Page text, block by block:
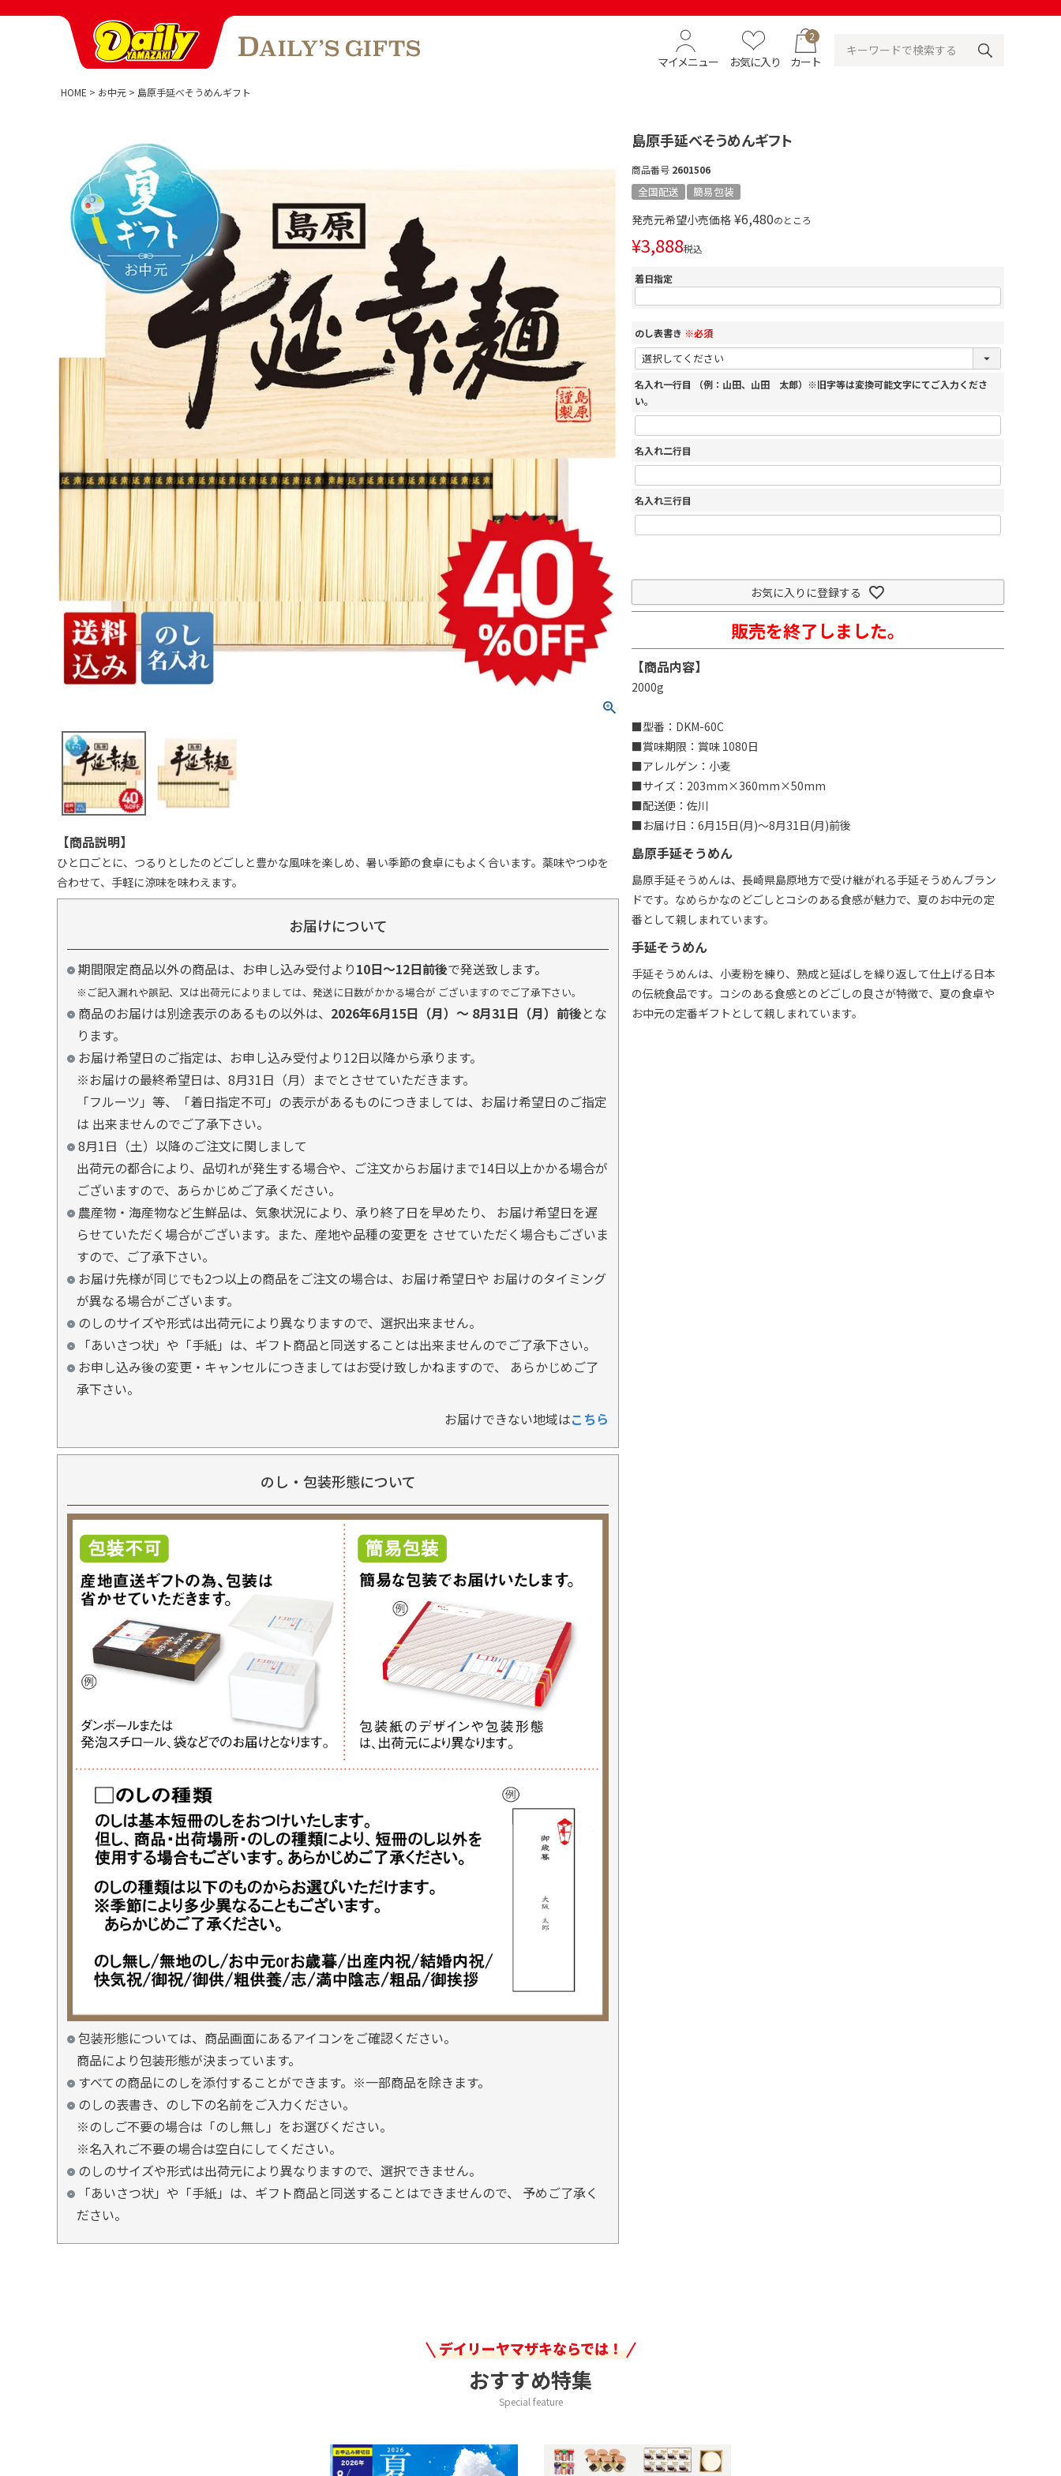
マイメニュー お気に入り
2
カート
HOME お中元 島原手延べそうめんギフト
【商品説明】
ひと口ごとに、つるりとしたのどごしと豊かな風味を楽しめ、暑い季節の食卓にもよく合います。薬味やつゆを
合わせて、手軽に涼味を味わえます。
お届けについて
期間限定商品以外の商品は、お申し込み受付より10日～12日前後で発送致します。
※ご記入漏れや誤記、又は出荷元によりましては、発送に日数がかかる場合が ございますのでご了承下さい。
商品のお届けは別途表示のあるもの以外は、 2026年6月15日（月）～ 8月31日（月）前後とな
ります。
お届け希望日のご指定は、お申し込み受付より12日以降から承ります。
※お届けの最終希望日は、8月31日（月）までとさせていただきます。
「フルーツ」等、「着日指定不可」の表示があるものにつきましては、お届け希望日のご指定
は 出来ませんのでご了承下さい。
8月1日（土）以降のご注文に関しまして
出荷元の都合により、品切れが発生する場合や、ご注文からお届けまで14日以上かかる場合が
ございますので、あらかじめご了承ください。
農産物・海産物など生鮮品は、気象状況により、承り終了日を早めたり、 お届け希望日を遅
らせていただく場合がございます。また、産地や品種の変更を させていただく場合もございま
すので、ご了承下さい。
お届け先様が同じでも2つ以上の商品をご注文の場合は、お届け希望日や お届けのタイミング
が異なる場合がございます。
のしのサイズや形式は出荷元により異なりますので、選択出来ません。
「あいさつ状」や「手紙」は、ギフト商品と同送することは出来ませんのでご了承下さい。
お申し込み後の変更・キャンセルにつきましてはお受け致しかねますので、 あらかじめご了
承下さい。
お届けできない地域はこちら
のし・包装形態について
包装形態については、商品画面にあるアイコンをご確認ください。
商品により包装形態が決まっています。
すべての商品にのしを添付することができます。※一部商品を除きます。
のしの表書き、のし下の名前をご入力ください。
※のしご不要の場合は「のし無し」をお選びください。
※名入れご不要の場合は空白にしてください。
のしのサイズや形式は出荷元により異なりますので、選択できません。
「あいさつ状」や「手紙」は、ギフト商品と同送することはできませんので、 予めご了承く
ださい。
島原手延べそうめんギフト
商品番号 2601506
全国配送 簡易包装
発売元希望小売価格 ¥6,480のところ
¥3,888税込
着日指定
のし表書き ※必須
名入れ一行目 （例：山田、山田 太郎）※旧字等は変換可能文字にてご入力くださ
い。
名入れ二行目
名入れ三行目
お気に入りに登録する
販売を終了しました。
【商品内容】
2000g
■型番：DKM-60C
■賞味期限：賞味 1080日
■アレルゲン：小麦
■サイズ：203mm×360mm×50mm
■配送便：佐川
■お届け日：6月15日(月)～8月31日(月)前後
島原手延そうめん
島原手延そうめんは、長崎県島原地方で受け継がれる手延そうめんブラン
ドです。なめらかなのどごしとコシのある食感が魅力で、夏のお中元の定
番として親しまれています。
手延そうめん
手延そうめんは、小麦粉を練り、熟成と延ばしを繰り返して仕上げる日本
の伝統食品です。コシのある食感とのどごしの良さが特徴で、夏の食卓や
お中元の定番ギフトとして親しまれています。
デイリーヤマザキならでは！
おすすめ特集
Special feature